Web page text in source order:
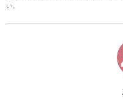
い。